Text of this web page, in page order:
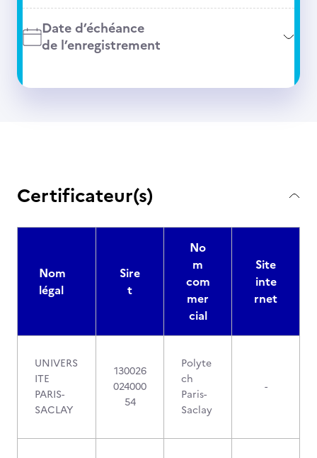
Date d’échéance
de l’enregistrement
Certificateur(s)
Nom
légal
Sire
t
No
m
com
mer
cial
Site
inte
rnet
UNIVERS
ITE
PARIS-
SACLAY
130026
024000
54
Polyte
ch
Paris-
Saclay
-